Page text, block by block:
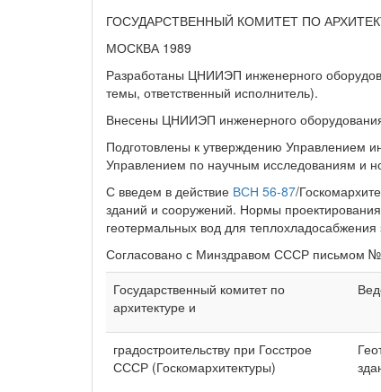
ГОСУДАРСТВЕННЫЙ КОМИТЕТ ПО
МОСКВА 1989
Разработаны ЦНИИЭП инженерного
темы, ответственный исполнитель).
Внесены ЦНИИЭП инженерного
Подготовлены к утверждению Управлением
Управлением по научным исследованиям и
С введем в действие ВСН 56-87/
зданий и сооружений. Нормы
геотермальных вод для
Согласовано с Минздравом СССР письмом №
Государственный комитет по
архитектуре и
градостроительству при Госстрое
СССР (Госкомархитектуры)